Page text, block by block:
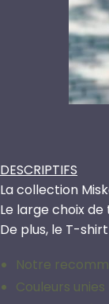
DESCRIPTIFS
La collection
Le large choix
De plus, le T-
Notre
Couleurs